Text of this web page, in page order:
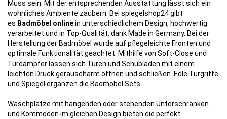
Muss sein. Mit der entsprechenden Ausstattung lässt sich ein
wohnliches Ambiente zaubern. Bei spiegelshop24 gibt
es Badmöbel onlinein unterschiedlichem Design, hochwertig
verarbeitet und in Top-Qualität, dank Made in Germany. Bei der
Herstellung der Badmöbel wurde auf pflegeleichte Fronten und
optimale Funktionalität geachtet. Mithilfe von Soft-Close und
Türdämpfer lassen sich Türen und Schubladen mit einem
leichten Druck geräuscharm öffnen und schließen. Edle Türgriffe
und Spiegel ergänzen die Badmöbel Sets.
Waschplätze mit hängenden oder stehenden Unterschränken
und Kommoden im gleichen Design bieten die perfekt